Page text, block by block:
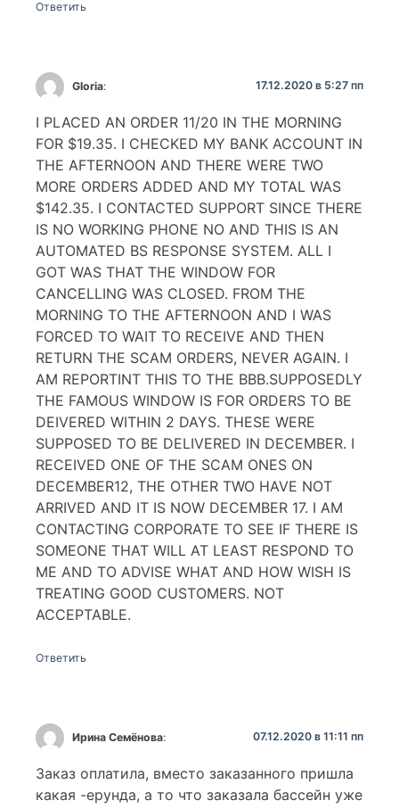
Ответить
Gloria: 17.12.2020 в 5:27 пп
I PLACED AN ORDER 11/20 IN THE MORNING
FOR $19.35. I CHECKED MY BANK ACCOUNT IN
THE AFTERNOON AND THERE WERE TWO
MORE ORDERS ADDED AND MY TOTAL WAS
$142.35. I CONTACTED SUPPORT SINCE THERE
IS NO WORKING PHONE NO AND THIS IS AN
AUTOMATED BS RESPONSE SYSTEM. ALL I
GOT WAS THAT THE WINDOW FOR
CANCELLING WAS CLOSED. FROM THE
MORNING TO THE AFTERNOON AND I WAS
FORCED TO WAIT TO RECEIVE AND THEN
RETURN THE SCAM ORDERS, NEVER AGAIN. I
AM REPORTINT THIS TO THE BBB.SUPPOSEDLY
THE FAMOUS WINDOW IS FOR ORDERS TO BE
DEIVERED WITHIN 2 DAYS. THESE WERE
SUPPOSED TO BE DELIVERED IN DECEMBER. I
RECEIVED ONE OF THE SCAM ONES ON
DECEMBER12, THE OTHER TWO HAVE NOT
ARRIVED AND IT IS NOW DECEMBER 17. I AM
CONTACTING CORPORATE TO SEE IF THERE IS
SOMEONE THAT WILL AT LEAST RESPOND TO
ME AND TO ADVISE WHAT AND HOW WISH IS
TREATING GOOD CUSTOMERS. NOT
ACCEPTABLE.
Ответить
Ирина Семёнова: 07.12.2020 в 11:11 пп
Заказ оплатила, вместо заказанного пришла
какая -ерунда, а то что заказала бассейн уже